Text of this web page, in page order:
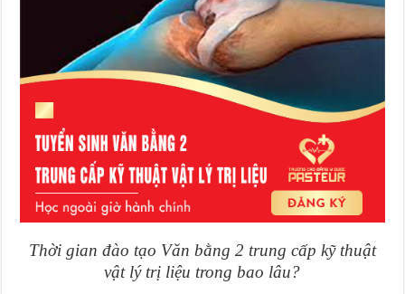
Thời gian đào tạo Văn bằng 2 trung cấp kỹ thuật
vật lý trị liệu trong bao lâu?